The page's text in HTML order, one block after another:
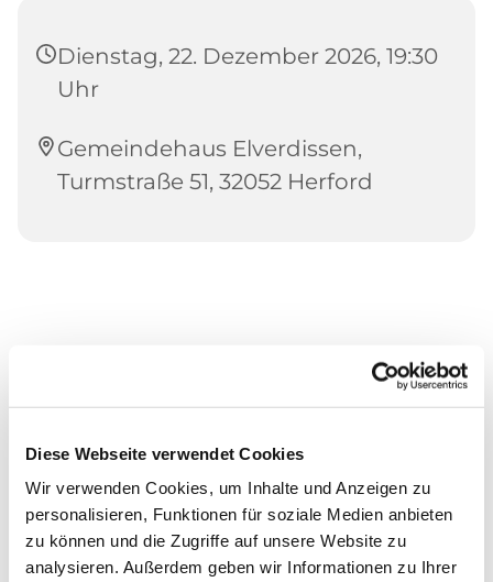
Diese Webseite verwendet Cookies
Wir verwenden Cookies, um Inhalte und Anzeigen zu
personalisieren, Funktionen für soziale Medien anbieten
zu können und die Zugriffe auf unsere Website zu
analysieren. Außerdem geben wir Informationen zu Ihrer
Dienstag, 22. Dezember 2026, 19:30
Uhr
Gemeindehaus Elverdissen,
Turmstraße 51, 32052 Herford